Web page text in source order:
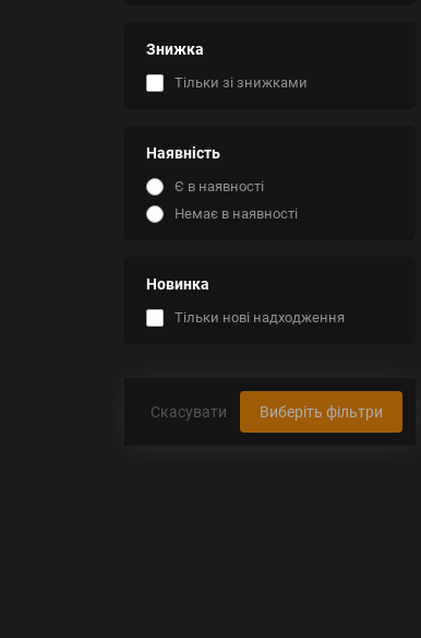
Знижка
Тільки зі знижками
Наявність
Є в наявності
Немає в наявності
Новинка
Тільки нові надходження
Скасувати Виберіть фільтри